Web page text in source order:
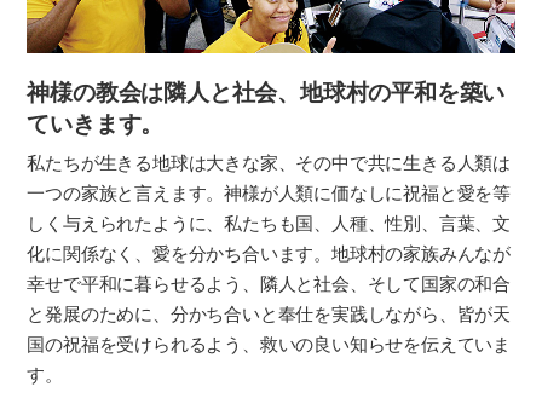
神様の教会は隣人と社会、地球村の平和を築い
ていきます。
私たちが生きる地球は大きな家、その中で共に生きる人類は
一つの家族と言えます。神様が人類に価なしに祝福と愛を等
しく与えられたように、私たちも国、人種、性別、言葉、文
化に関係なく、愛を分かち合います。地球村の家族みんなが
幸せで平和に暮らせるよう、隣人と社会、そして国家の和合
と発展のために、分かち合いと奉仕を実践しながら、皆が天
国の祝福を受けられるよう、救いの良い知らせを伝えていま
す。